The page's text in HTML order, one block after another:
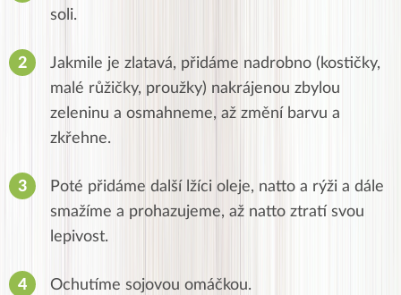
soli.
Jakmile je zlatavá, přidáme nadrobno (kostičky,
malé růžičky, proužky) nakrájenou zbylou
zeleninu a osmahneme, až změní barvu a
zkřehne.
Poté přidáme další lžíci oleje, natto a rýži a dále
smažíme a prohazujeme, až natto ztratí svou
lepivost.
Ochutíme sojovou omáčkou.